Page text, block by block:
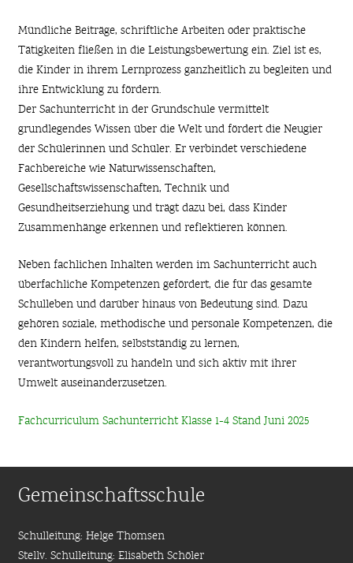
Mündliche Beiträge, schriftliche Arbeiten oder praktische
Tätigkeiten fließen in die Leistungsbewertung ein. Ziel ist es,
die Kinder in ihrem Lernprozess ganzheitlich zu begleiten und
ihre Entwicklung zu fördern.
Der Sachunterricht in der Grundschule vermittelt
grundlegendes Wissen über die Welt und fördert die Neugier
der Schülerinnen und Schüler. Er verbindet verschiedene
Fachbereiche wie Naturwissenschaften,
Gesellschaftswissenschaften, Technik und
Gesundheitserziehung und trägt dazu bei, dass Kinder
Zusammenhänge erkennen und reflektieren können.
Neben fachlichen Inhalten werden im Sachunterricht auch
überfachliche Kompetenzen gefördert, die für das gesamte
Schulleben und darüber hinaus von Bedeutung sind. Dazu
gehören soziale, methodische und personale Kompetenzen, die
den Kindern helfen, selbstständig zu lernen,
verantwortungsvoll zu handeln und sich aktiv mit ihrer
Umwelt auseinanderzusetzen.
Fachcurriculum Sachunterricht Klasse 1-4 Stand Juni 2025
Gemeinschaftsschule
Schulleitung: Helge Thomsen
Stellv. Schulleitung: Elisabeth Schöler